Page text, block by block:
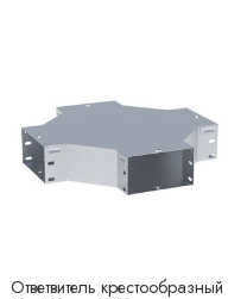
Ответвитель крестообразный